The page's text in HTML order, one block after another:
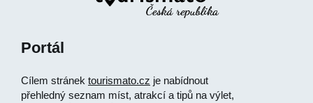
Portál
Cílem stránek tourismato.cz je nabídnout
přehledný seznam míst, atrakcí a tipů na výlet,